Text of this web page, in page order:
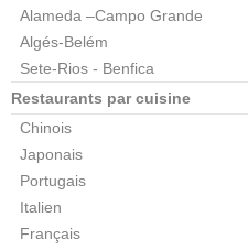
Alameda –Campo Grande
Algés-Belém
Sete-Rios - Benfica
Restaurants par cuisine
Chinois
Japonais
Portugais
Italien
Français